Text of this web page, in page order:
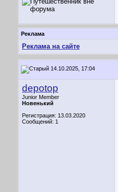
Реклама
Реклама на сайте
14.10.2025, 17:04
depotop
Junior Member
Новенький
Регистрация: 13.03.2020
Сообщений: 1